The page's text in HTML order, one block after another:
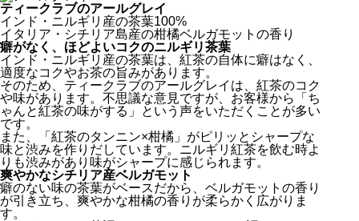
のものは特定の種類に限定されるわ
けではありません。ダージリンやセ...
ティークラブのアールグレイ
インド・ニルギリ産の茶葉100%
イタリア・シチリア島産の柑橘ベルガモットの香り
癖がなく、ほどよいコクのニルギリ茶葉
インド・ニルギリ産の茶葉は、紅茶の自体に癖はなく、
適度なコクやお茶の旨みがあります。
そのため、ティークラブのアールグレイは、紅茶のコク
や味があります。不思議な意見ですが、お客様から「ち
ゃんと紅茶の味がする」という声をいただくことが多い
です。
また、「紅茶のタンニン×柑橘」がピリッとシャープな
味と渋みを作りだしています。ニルギリ紅茶を飲む時よ
りも渋みがあり味がシャープに感じられます。
爽やかなシチリア産ベルガモット
癖のない味の茶葉がベースだから、ベルガモットの香り
が引き立ち、爽やかな柑橘の香りが柔らかく広がりま
す。